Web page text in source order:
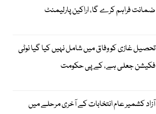
ضمانت فراہم کرے گا، اراکین پارلیمنٹ
تحصیل غازی کو وفاق میں شامل نہیں کیا گیا نوٹی
فکیشن جعلی ہے، کے پی حکومت
آزاد کشمیر عام انتخابات کے آخری مرحلے میں